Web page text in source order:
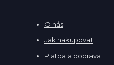
O nás
Jak nakupovat
Platba a doprava